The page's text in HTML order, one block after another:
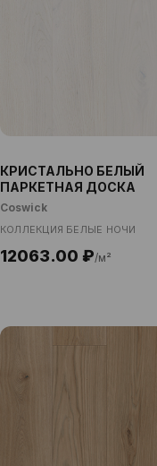
КРИСТАЛЬНО БЕЛЫЙ
ПАРКЕТНАЯ ДОСКА
Coswick
КОЛЛЕКЦИЯ БЕЛЫЕ НОЧИ
12063.00 ₽/м²